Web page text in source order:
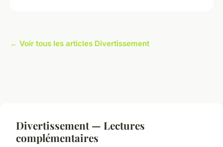
← Voir tous les articles Divertissement
Divertissement — Lectures
complémentaires